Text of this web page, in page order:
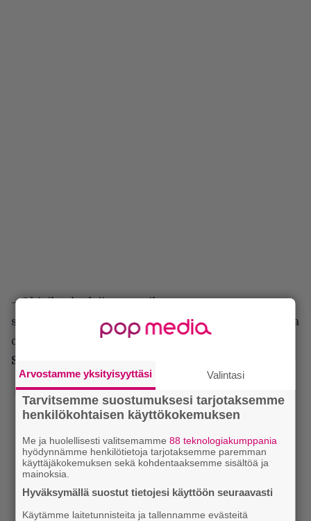
– Ohjailen laulajiamme oikeaan suuntaan
suurimmassa osassa kappaleitamme. Tarkoituksena
on saavuttaa niihin oikeanlainen tunne.
Sieluja Belialille
Arvostamme yksityisyyttäsi Valintasi
Tarvitsemme suostumuksesi tarjotaksemme
henkilökohtaisen käyttökokemuksen
Me ja huolellisesti valitsemamme88 teknologiakumppania
hyödynnämme henkilötietoja tarjotaksemme paremman
käyttäjäkokemuksen sekä kohdentaaksemme sisältöä ja
mainoksia.
Hyväksymällä suostut tietojesi käyttöön seuraavasti
Käytämme laitetunnisteita ja tallennamme evästeitä